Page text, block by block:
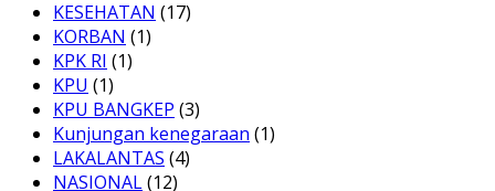
KESEHATAN (17)
KORBAN (1)
KPK RI (1)
KPU (1)
KPU BANGKEP (3)
Kunjungan kenegaraan (1)
LAKALANTAS (4)
NASIONAL(12)